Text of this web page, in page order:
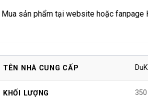
Mua sản phẩm tại website hoặc fanpage
TÊN NHÀ CUNG CẤP
KHỐI LƯỢNG